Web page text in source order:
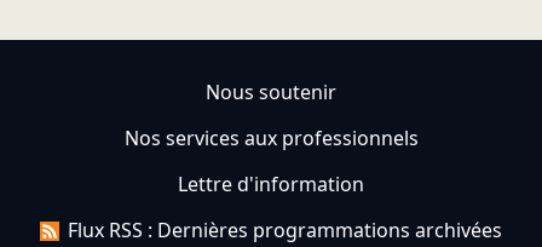
Nous soutenir
Nos services aux professionnels
Lettre d'information
Flux RSS : Dernières programmations archivées